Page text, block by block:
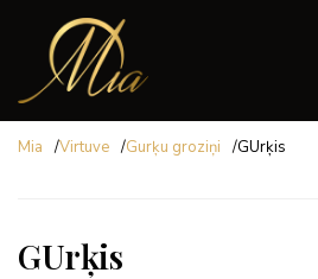
Mia /Virtuve /Gurķu groziņi /GUrķis
GUrķis